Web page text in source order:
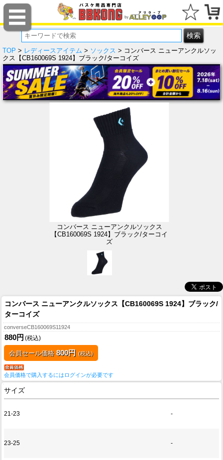
TOP > レディースアイテム > ソックス > コンバース ニューアンクルソッ
クス【CB160069S 1924】ブラック/ターコイズ
コンバース ニューアンクルソックス
【CB160069S 1924】ブラック/ターコイ
ズ
コンバース ニューアンクルソックス【CB160069S 1924】ブラック/
ターコイズ
converseCB160069S11924
880円 (税込)
会員セール価格 800円 (税込)
会員価格で購入するにはログインが必要です
サイズ
21-23 -
23-25 -